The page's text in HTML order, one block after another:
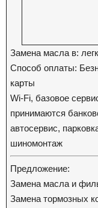
Замена масла в:
Способ оплаты:
карты
Wi-Fi, базовое
принимаются
автосервис,
шиномонтаж
Предложение:
Замена масла и
Замена тормозных